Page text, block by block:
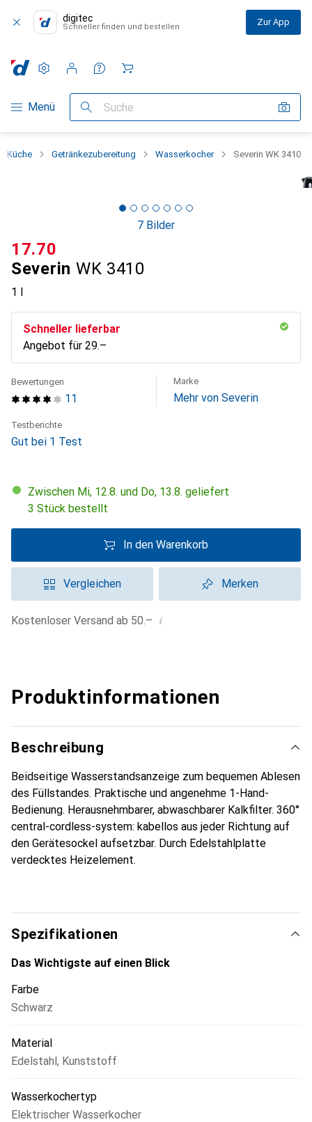
digitec
Schneller finden und bestellen Zur App
Navigation nach Kategorien
Menü Suche
Einstellungen
Kundenkonto
Vergleichslisten
Merklisten
Warenkorb
Küche Getränkezubereitung Wasserkocher Severin WK 3410
7 Bilder
Severin WK 3410
1 l
CHF
17.70
Schneller lieferbar
Angebot für CHF
29.–
11
Bewertungen Marke
Mehr von Severin
Testberichte
Gut bei 1 Test
Zwischen Mi, 12.8. und Do, 13.8. geliefert
3 Stück bestellt
In den Warenkorb
Vergleichen Merken
Kostenloser Versand ab 50.– i
Produktinformationen
Beschreibung
Beidseitige Wasserstandsanzeige zum bequemen Ablesen
des Füllstandes. Praktische und angenehme 1-Hand-
Bedienung. Herausnehmbarer, abwaschbarer Kalkfilter. 360°
central-cordless-system: kabellos aus jeder Richtung auf
den Gerätesockel aufsetzbar. Durch Edelstahlplatte
verdecktes Heizelement.
Spezifikationen
Das Wichtigste auf einen Blick
Farbe
Schwarz
Material
Edelstahl, Kunststoff
Wasserkochertyp
Elektrischer Wasserkocher